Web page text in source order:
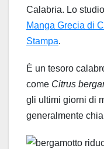
Calabria. Lo
Manga Grecia di
Stampa.
È un tesoro
come Citrus
gli ultimi giorni di
generalmente